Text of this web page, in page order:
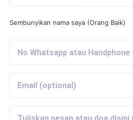
Sembunyikan nama saya (Orang Baik)